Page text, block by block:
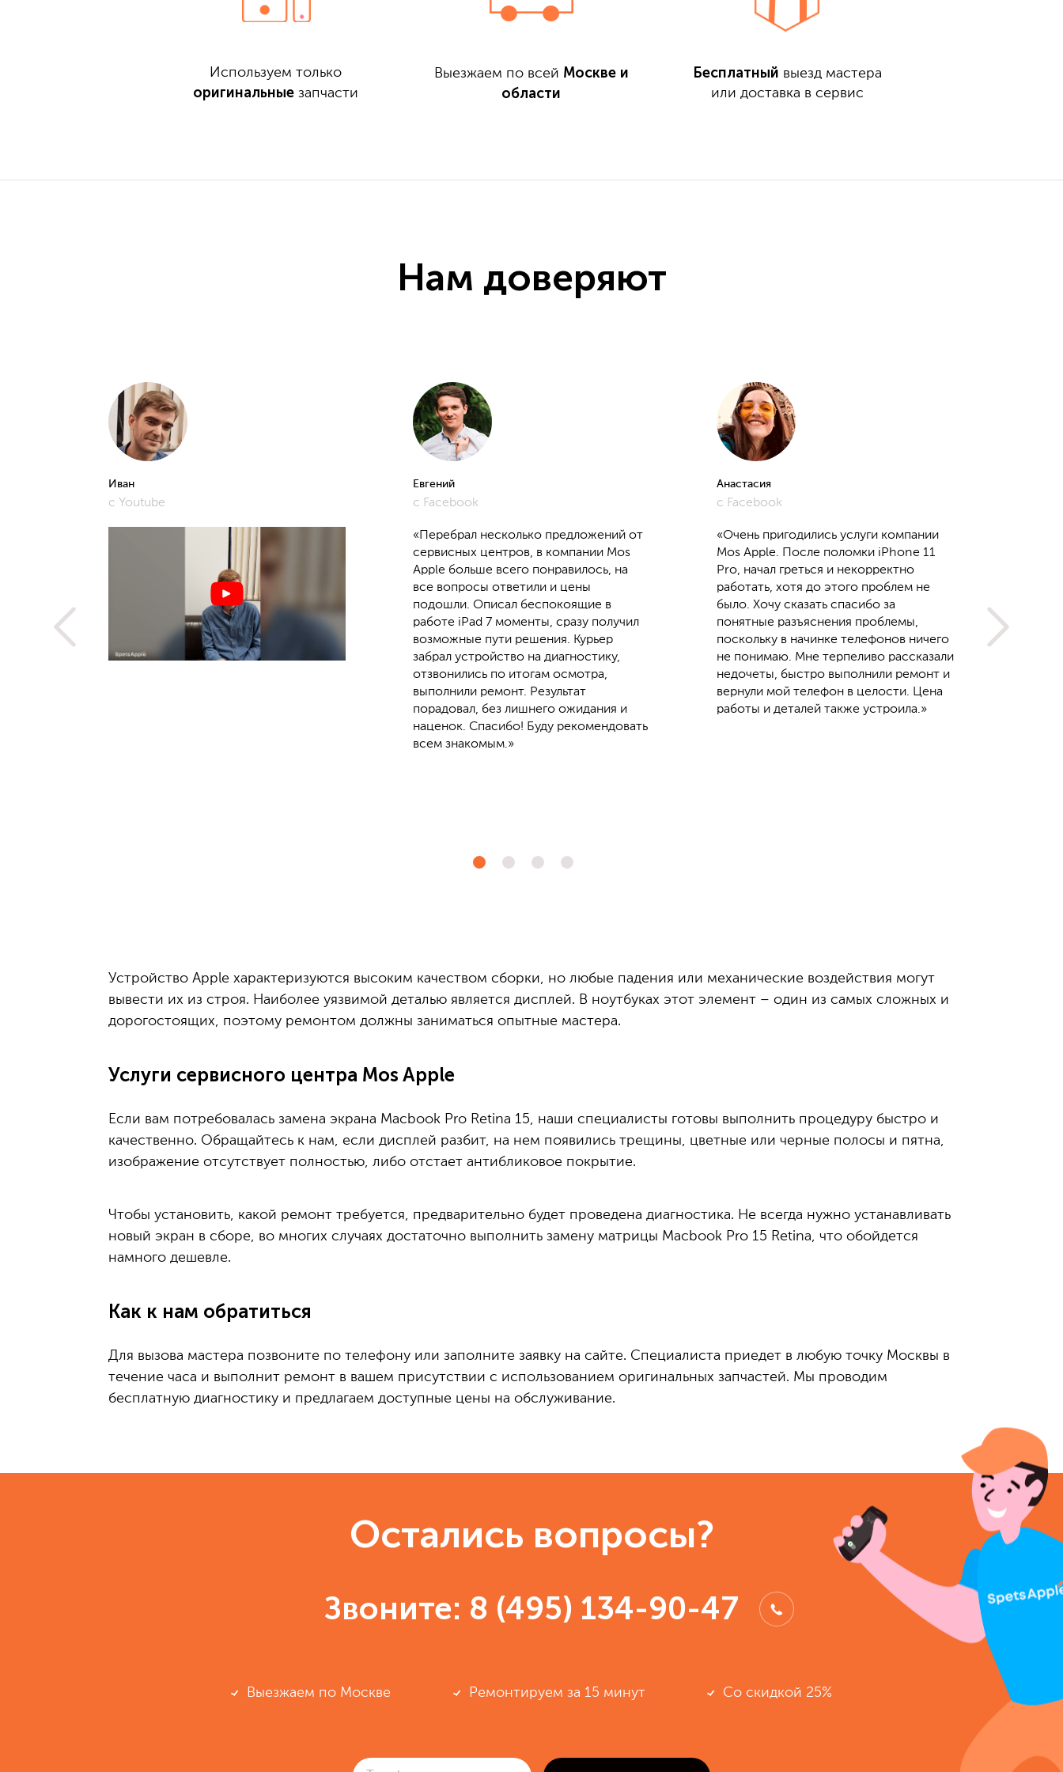
Используем только
оригинальные запчасти
Выезжаем по всей Москве и
области
Бесплатный выезд мастера
или доставка в сервис
Нам доверяют
Иван
с Youtube
Евгений
с Facebook
«Перебрал несколько предложений от
сервисных центров, в компании Mos
Apple больше всего понравилось, на
все вопросы ответили и цены
подошли. Описал беспокоящие в
работе iPad 7 моменты, сразу получил
возможные пути решения. Курьер
забрал устройство на диагностику,
отзвонились по итогам осмотра,
выполнили ремонт. Результат
порадовал, без лишнего ожидания и
наценок. Спасибо! Буду рекомендовать
всем знакомым.»
Анастасия
с Facebook
«Очень пригодились услуги компании
Mos Apple. После поломки iPhone 11
Pro, начал греться и некорректно
работать, хотя до этого проблем не
было. Хочу сказать спасибо за
понятные разъяснения проблемы,
поскольку в начинке телефонов ничего
не понимаю. Мне терпеливо рассказали
недочеты, быстро выполнили ремонт и
вернули мой телефон в целости. Цена
работы и деталей также устроила.»
Устройство Apple характеризуются высоким качеством сборки, но любые падения или механические воздействия могут
вывести их из строя. Наиболее уязвимой деталью является дисплей. В ноутбуках этот элемент – один из самых сложных и
дорогостоящих, поэтому ремонтом должны заниматься опытные мастера.
Услуги сервисного центра Mos Apple
Если вам потребовалась замена экрана Macbook Pro Retina 15, наши специалисты готовы выполнить процедуру быстро и
качественно. Обращайтесь к нам, если дисплей разбит, на нем появились трещины, цветные или черные полосы и пятна,
изображение отсутствует полностью, либо отстает антибликовое покрытие.
Чтобы установить, какой ремонт требуется, предварительно будет проведена диагностика. Не всегда нужно устанавливать
новый экран в сборе, во многих случаях достаточно выполнить замену матрицы Macbook Pro 15 Retina, что обойдется
намного дешевле.
Как к нам обратиться
Для вызова мастера позвоните по телефону или заполните заявку на сайте. Специалиста приедет в любую точку Москвы в
течение часа и выполнит ремонт в вашем присутствии с использованием оригинальных запчастей. Мы проводим
бесплатную диагностику и предлагаем доступные цены на обслуживание.
Остались вопросы?
Звоните: 8 (495) 134-90-47
Выезжаем по Москве Ремонтируем за 15 минут Со скидкой 25%